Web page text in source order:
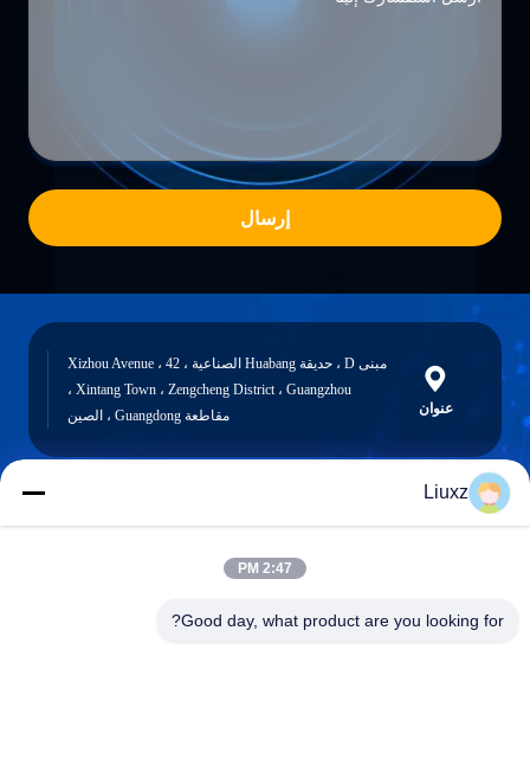
إرسال
عنوان
مبنى D ، حديقة Huabang الصناعية ، 42 Xizhou Avenue ،
Xintang Town ، Zengcheng District ، Guangzhou ،
مقاطعة Guangdong ، الصين
Liuxz
2:47 PM
Good day, what product are you looking for?